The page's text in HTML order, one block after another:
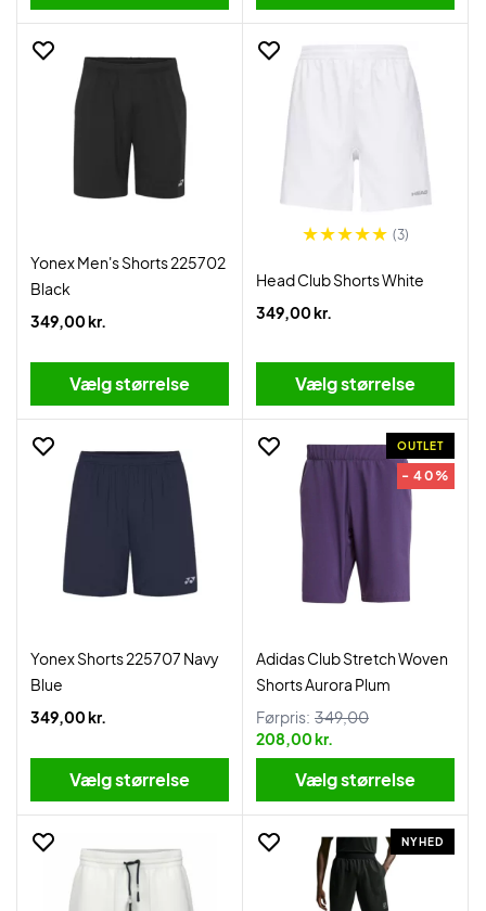
Yonex Men's Shorts 225702
Black
349,00 kr.
Vælg størrelse
(3)
Head Club Shorts White
349,00 kr.
Vælg størrelse
Yonex Shorts 225707 Navy
Blue
349,00 kr.
Vælg størrelse
OUTLET
- 40%
Adidas Club Stretch Woven
Shorts Aurora Plum
Førpris: 349,00
208,00 kr.
Vælg størrelse
NYHED